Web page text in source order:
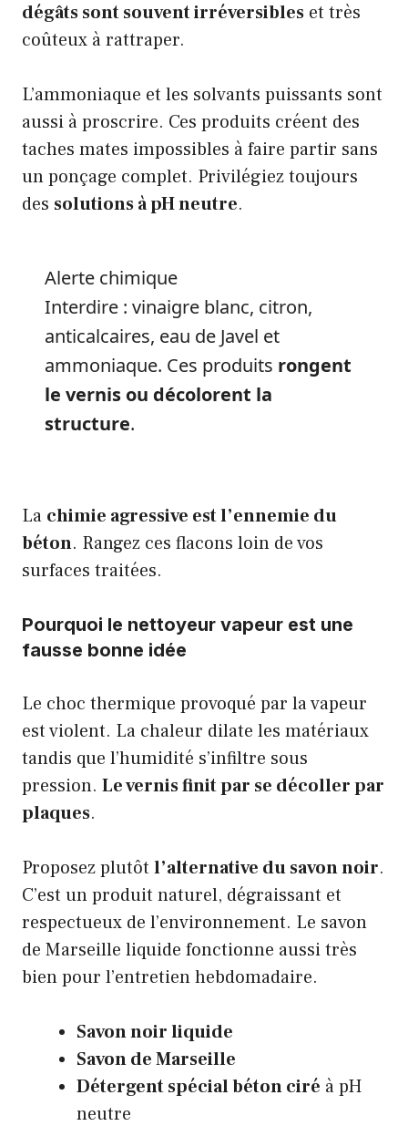
dégâts sont souvent irréversibles et très
coûteux à rattraper.
L’ammoniaque et les solvants puissants sont
aussi à proscrire. Ces produits créent des
taches mates impossibles à faire partir sans
un ponçage complet. Privilégiez toujours
des solutions à pH neutre.
Alerte chimique
Interdire : vinaigre blanc, citron,
anticalcaires, eau de Javel et
ammoniaque. Ces produits rongent
le vernis ou décolorent la
structure.
La chimie agressive est l’ennemie du
béton. Rangez ces flacons loin de vos
surfaces traitées.
Pourquoi le nettoyeur vapeur est une
fausse bonne idée
Le choc thermique provoqué par la vapeur
est violent. La chaleur dilate les matériaux
tandis que l’humidité s’infiltre sous
pression. Le vernis finit par se décoller par
plaques.
Proposez plutôt l’alternative du savon noir.
C’est un produit naturel, dégraissant et
respectueux de l’environnement. Le savon
de Marseille liquide fonctionne aussi très
bien pour l’entretien hebdomadaire.
Savon noir liquide
Savon de Marseille
Détergent spécial béton ciré à pH
neutre